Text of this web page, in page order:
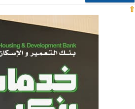
⇧